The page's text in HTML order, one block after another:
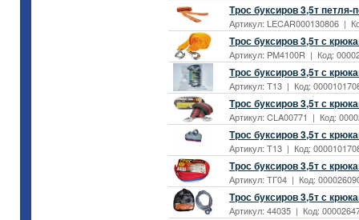
Трос буксиров 3,5т
Артикул: LECAR000130806 |
Трос буксиров 3,5т с
Артикул: PM4100R | Код:
Трос буксиров 3,5т с
Артикул: T13 | Код:
Трос буксиров 3,5т с
Артикул: CLA00771 | Код:
Трос буксиров 3,5т с
Артикул: T13 | Код:
Трос буксиров 3,5т с
Артикул: ТГ04 | Код:
Трос буксиров 3,5т с
Артикул: 44035 | Код: